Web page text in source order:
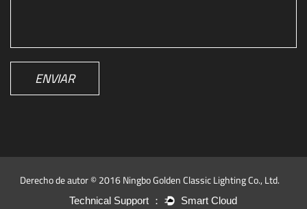
ENVIAR
Derecho de autor © 2016 Ningbo Golden Classic Lighting Co., Ltd.